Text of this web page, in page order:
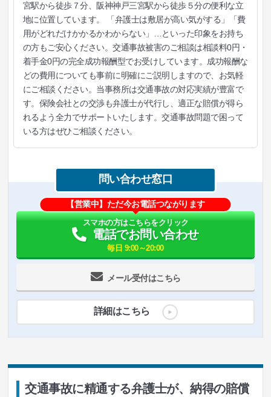
宮駅から徒歩７分、阪神神戸三宮駅から徒歩５分の便利な立
地に位置しています。 「弁護士は敷居が高い気がする」「費
用がどれだけかかるかわからない」…といった印象をお持ち
の方もご安心ください。交通事故被害のご相談は相談料0円・
着手金0円の完全成功報酬型でお受けしています。成功報酬な
どの費用についても事前に明確にご説明しますので、お気軽
にご相談ください。当事務所は交通事故の対応実績が豊富で
す。保険会社との交渉も弁護士が代行し、適正な賠償が得ら
れるよう全力でサポートいたします。交通事故問題で困って
いる方はぜひご相談ください。
問い合わせ窓口
メール受付はこちら
【営業中】ただ今お電話つながります
スマホの方はこちらをクリック
電話でお問い合わせ
毎日 9:00～20:00
詳細はこちら
交通事故に精通する弁護士が、納得の賠償